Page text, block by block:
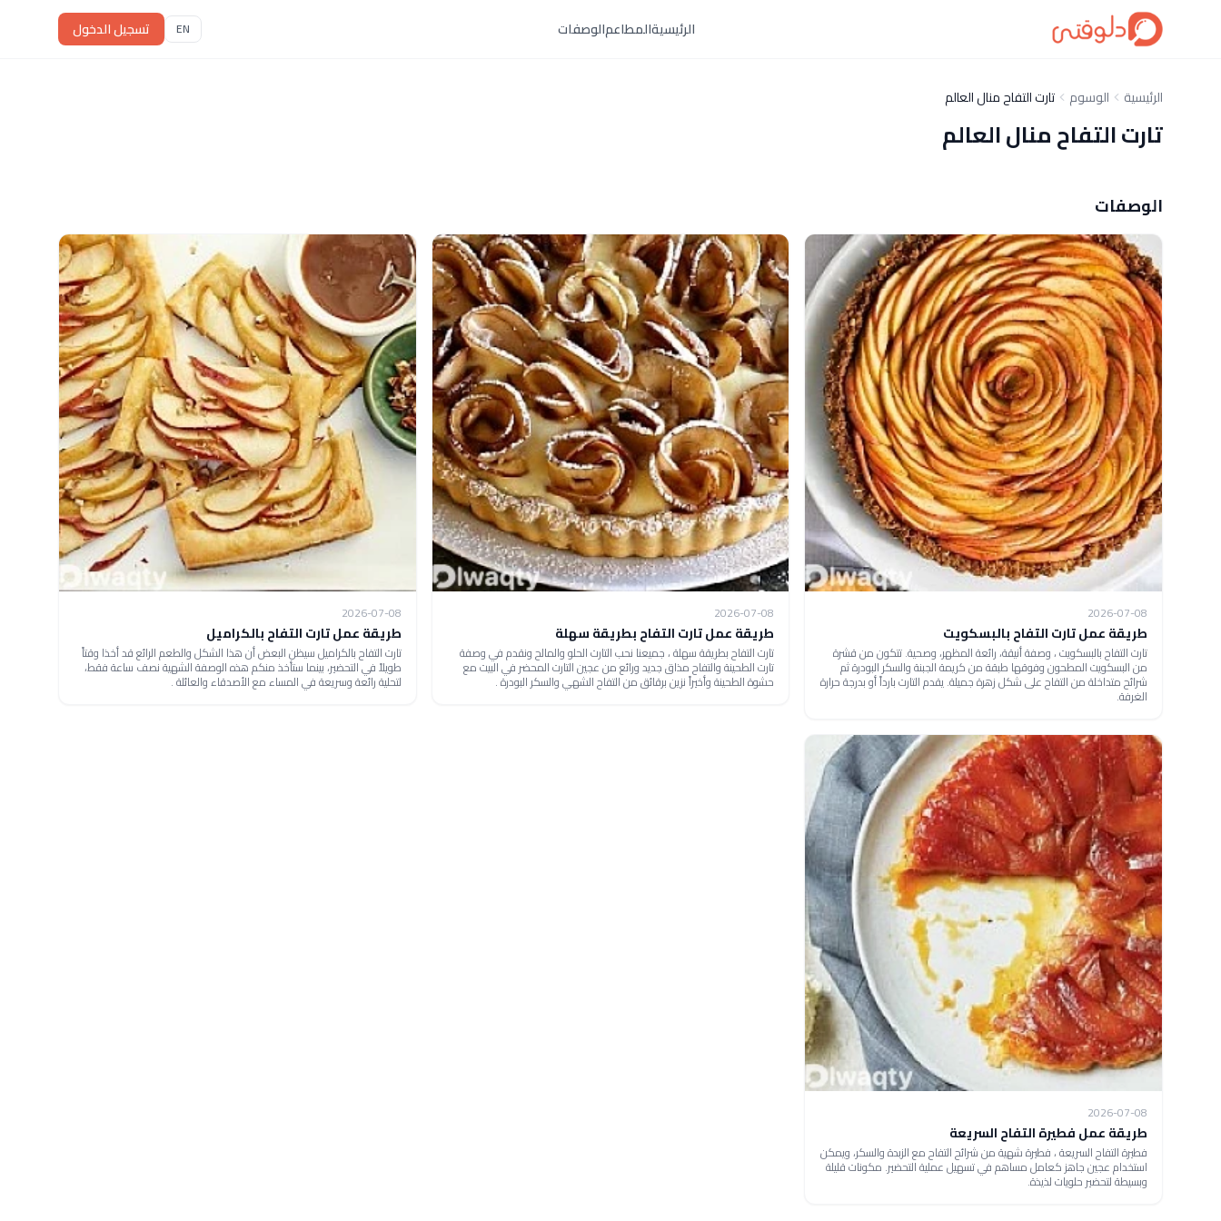
الرئيسيةالمطاعمالوصفات EN تسجيل الدخول
الرئيسية الوسوم تارت التفاح منال العالم
تارت التفاح منال العالم
الوصفات
2026-07-08
طريقة عمل تارت التفاح بالبسكويت
تارت التفاح بالبسكويت ، وصفة أنيقة، رائعة المظهر، وصحية. تتكون من قشرة
من البسكويت المطحون وفوقها طبقة من كريمة الجبنة والسكر البودرة ثم
شرائح متداخلة من التفاح على شكل زهرة جميلة. يقدم التارت بارداً أو بدرجة حرارة
الغرفة.
2026-07-08
طريقة عمل تارت التفاح بطريقة سهلة
تارت التفاح بطريقة سهلة ، جميعنا نحب التارت الحلو والمالح ونقدم في وصفة
تارت الطحينة والتفاح مذاق جديد ورائع من عجين التارت المحضر في البيت مع
حشوة الطحينة وأخيراً نزين برقائق من التفاح الشهي والسكر البودرة .
2026-07-08
طريقة عمل تارت التفاح بالكراميل
تارت التفاح بالكراميل سيظن البعض أن هذا الشكل والطعم الرائع قد أخذا وقتاً
طويلاً في التحضير، بينما ستأخذ منكم هذه الوصفة الشهية نصف ساعة فقط،
لتحلية رائعة وسريعة في المساء مع الأصدقاء والعائلة .
2026-07-08
طريقة عمل فطيرة التفاح السريعة
فطيرة التفاح السريعة ، فطيرة شهية من شرائح التفاح مع الزبدة والسكر، ويمكن
استخدام عجين جاهز كعامل مساهم في تسهيل عملية التحضير. مكونات قليلة
وبسيطة لتحضير حلويات لذيذة.